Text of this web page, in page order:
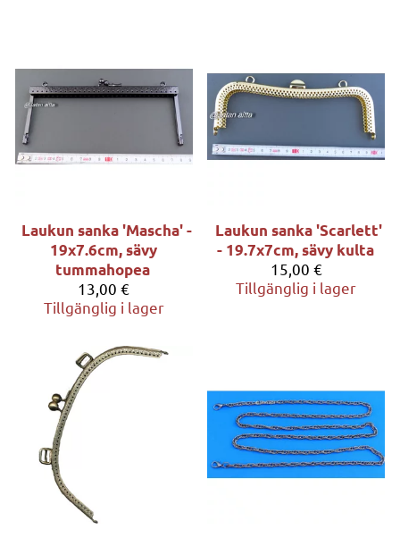
Laukun sanka 'Mascha' -
19x7.6cm, sävy
tummahopea
13,00 €
Tillgänglig i lager
Laukun sanka 'Scarlett'
- 19.7x7cm, sävy kulta
15,00 €
Tillgänglig i lager